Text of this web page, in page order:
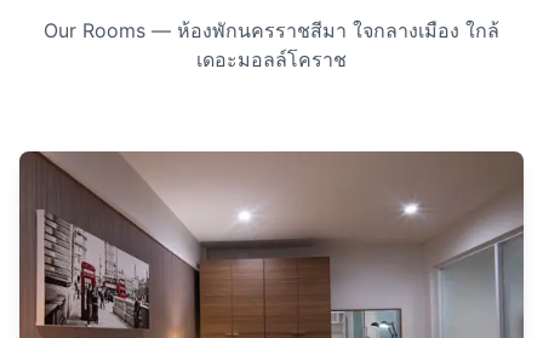
Our Rooms — ห้องพักนครราชสีมา ใจกลางเมือง ใกล้
เดอะมอลล์โคราช